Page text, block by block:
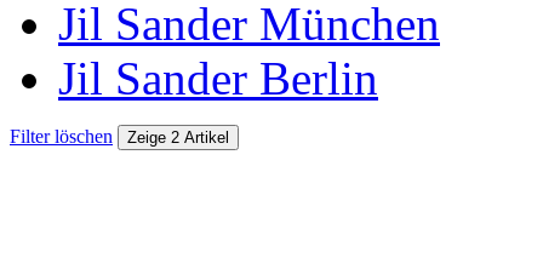
Jil Sander München
Jil Sander Berlin
Filter löschen Zeige 2 Artikel